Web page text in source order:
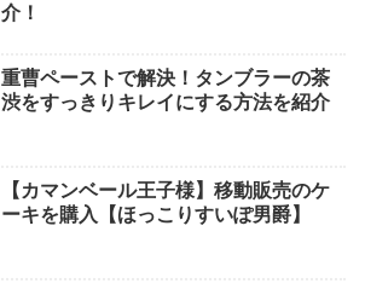
介！
重曹ペーストで解決！タンブラーの茶
渋をすっきりキレイにする方法を紹介
【カマンベール王子様】移動販売のケ
ーキを購入【ほっこりすいぽ男爵】